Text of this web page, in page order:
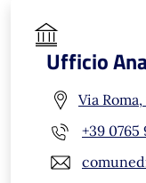
Ufficio
Via
+39 0765